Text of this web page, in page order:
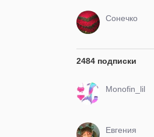
Сонечко
2484 подписки
Monofin_lil
Евгения